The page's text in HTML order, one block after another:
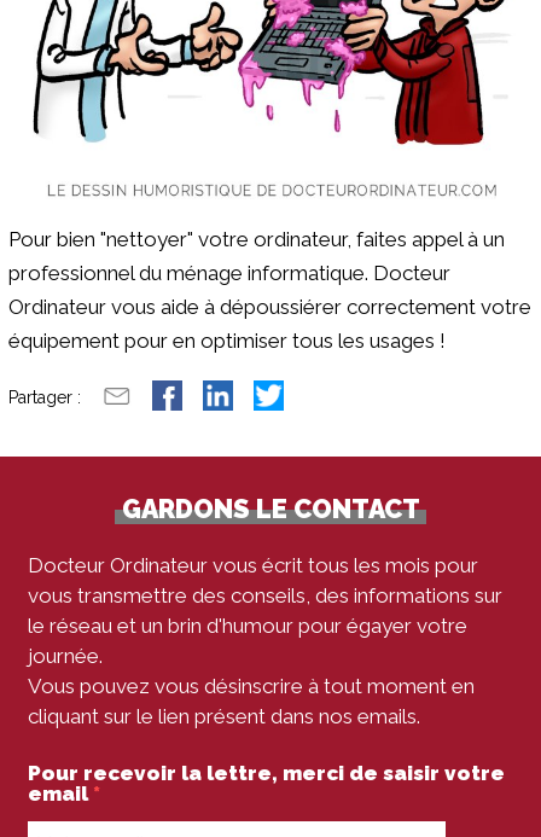
Pour bien "nettoyer" votre ordinateur, faites appel à un
professionnel du ménage informatique. Docteur
Ordinateur vous aide à dépoussiérer correctement votre
équipement pour en optimiser tous les usages !
Partager :
GARDONS LE CONTACT
Docteur Ordinateur vous écrit tous les mois pour
vous transmettre des conseils, des informations sur
le réseau et un brin d'humour pour égayer votre
journée.
Vous pouvez vous désinscrire à tout moment en
cliquant sur le lien présent dans nos emails.
Pour recevoir la lettre, merci de saisir votre
email